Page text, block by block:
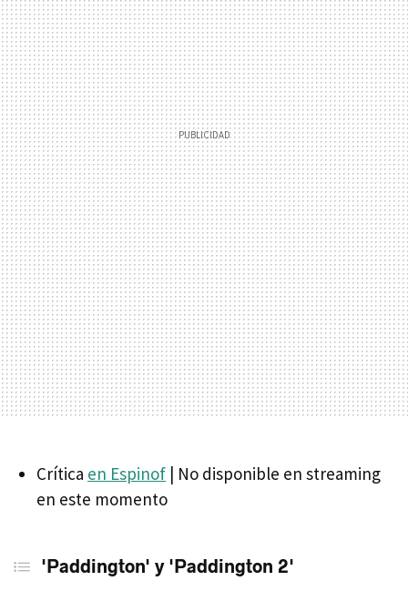
Crítica en Espinof | No disponible en streaming
en este momento
'Paddington' y 'Paddington 2'